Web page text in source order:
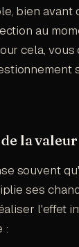
bien avant
au
cela,
la
souvent
ses
l'effet
: